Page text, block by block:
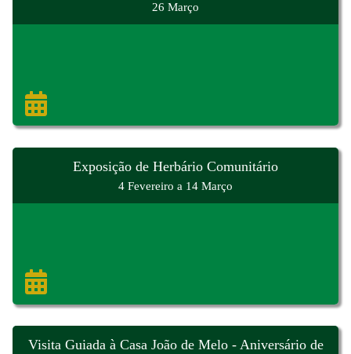
26 Março
Exposição de Herbário Comunitário
4 Fevereiro a 14 Março
Visita Guiada à Casa João de Melo - Aniversário de